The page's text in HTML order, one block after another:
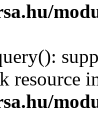
resource